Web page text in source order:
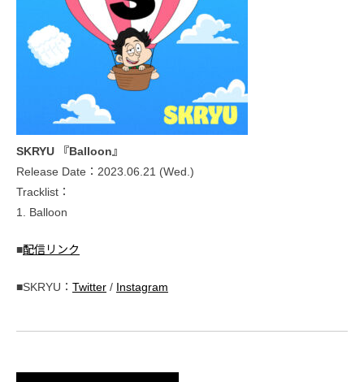
SKRYU 『Balloon』
Release Date：2023.06.21 (Wed.)
Tracklist：
1. Balloon
■配信リンク
■SKRYU： Twitter / Instagram